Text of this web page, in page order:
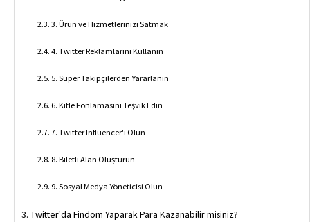
3. Ürün ve Hizmetlerinizi Satmak
4. Twitter Reklamlarını Kullanın
5. Süper Takipçilerden Yararlanın
6. Kitle Fonlamasını Teşvik Edin
7. Twitter Influencer'ı Olun
8. Biletli Alan Oluşturun
9. Sosyal Medya Yöneticisi Olun
Twitter'da Findom Yaparak Para Kazanabilir misiniz?